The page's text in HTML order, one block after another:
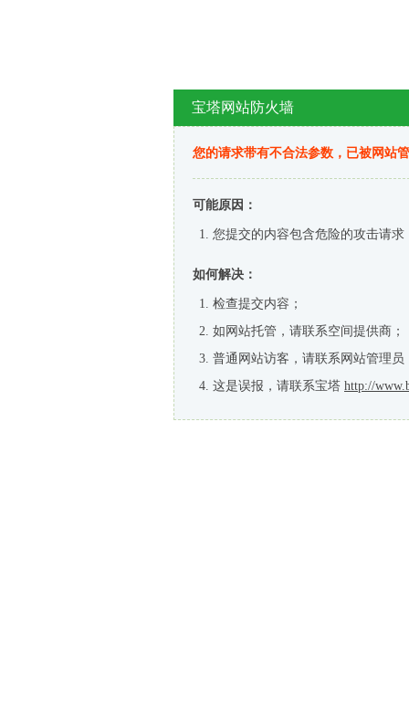
宝塔网站防火墙
您的请求带有不合法参数，已被网站
可能原因：
您提交的内容包含危险的攻击请求
如何解决：
检查提交内容；
如网站托管，请联系空间提供商；
普通网站访客，请联系网站管理员
这是误报，请联系宝塔 http://